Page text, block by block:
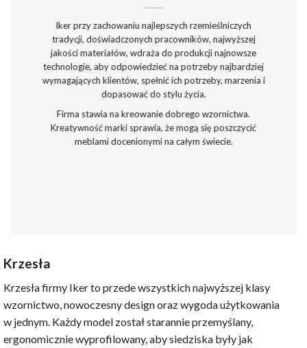
Iker przy zachowaniu najlepszych rzemieślniczych
tradycji, doświadczonych pracowników, najwyższej
jakości materiałów, wdraża do produkcji najnowsze
technologie, aby odpowiedzieć na potrzeby najbardziej
wymagających klientów, spełnić ich potrzeby, marzenia i
dopasować do stylu życia.
Firma stawia na kreowanie dobrego wzornictwa.
Kreatywność marki sprawia, że mogą się poszczycić
meblami docenionymi na całym świecie.
Krzesła
Krzesła firmy Iker to przede wszystkich najwyższej klasy
wzornictwo, nowoczesny design oraz wygoda użytkowania
w jednym. Każdy model został starannie przemyślany,
ergonomicznie wyprofilowany, aby siedziska były jak